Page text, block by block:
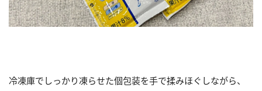
冷凍庫でしっかり凍らせた個包装を手で揉みほぐしながら、